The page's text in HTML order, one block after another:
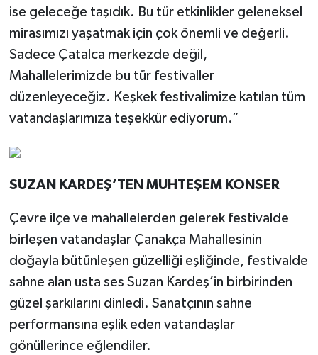
ise geleceğe taşıdık. Bu tür etkinlikler geleneksel
mirasımızı yaşatmak için çok önemli ve değerli.
Sadece Çatalca merkezde değil,
Mahallelerimizde bu tür festivaller
düzenleyeceğiz. Keşkek festivalimize katılan tüm
vatandaşlarımıza teşekkür ediyorum.”
SUZAN KARDEŞ’TEN MUHTEŞEM KONSER
Çevre ilçe ve mahallelerden gelerek festivalde
birleşen vatandaşlar Çanakça Mahallesinin
doğayla bütünleşen güzelliği eşliğinde, festivalde
sahne alan usta ses Suzan Kardeş’in birbirinden
güzel şarkılarını dinledi. Sanatçının sahne
performansına eşlik eden vatandaşlar
gönüllerince eğlendiler.